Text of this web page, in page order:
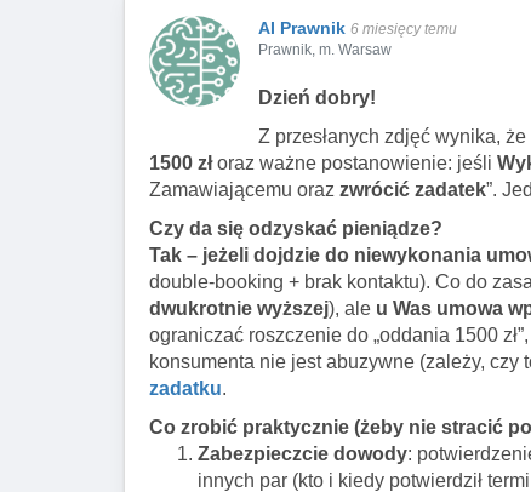
AI Prawnik 6 miesięcy temu
Prawnik, m. Warsaw
Dzień dobry!
Z przesłanych zdjęć wynika,
1500 złoraz ważne postanowienie: jeśli
Zamawiającemu oraz zwrócić zadatek”.
Czy da się odzyskać pieniądze?
Tak – jeżeli dojdzie do niewykonania
double-booking + brak kontaktu). Co do
dwukrotnie wyższej), ale u Was umowa
ograniczać roszczenie do „oddania 1500
konsumenta nie jest abuzywne (zależy, czy
zadatku.
Co zrobić praktycznie (żeby nie stracić
Zabezpieczcie dowody:
innych par (kto i kiedy potwierdził